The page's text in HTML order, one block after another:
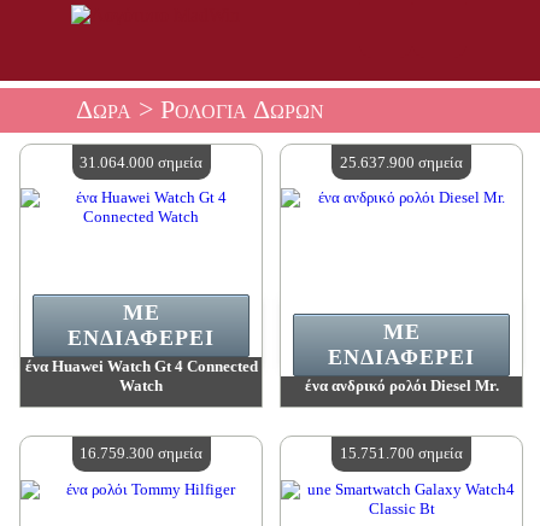
Δώρα> Ρολόγια Δώρων
ένα Huawei Watch Gt 4 Connected
Watch
Διαθέσιμη ποσότητα:4
ΜΕ
ΕΝΔΙΑΦΈΡΕΙ
31.064.000 σημεία
ένα ανδρικό ρολόι Diesel Mr.
Διαθέσιμη ποσότητα:4
ΜΕ
ΕΝΔΙΑΦΈΡΕΙ
25.637.900 σημεία
16.759.300 σημεία 15.751.700 σημεία